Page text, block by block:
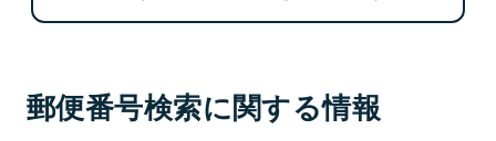
郵便番号検索に関する情報